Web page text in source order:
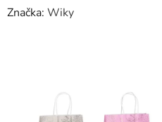
Značka: Wiky